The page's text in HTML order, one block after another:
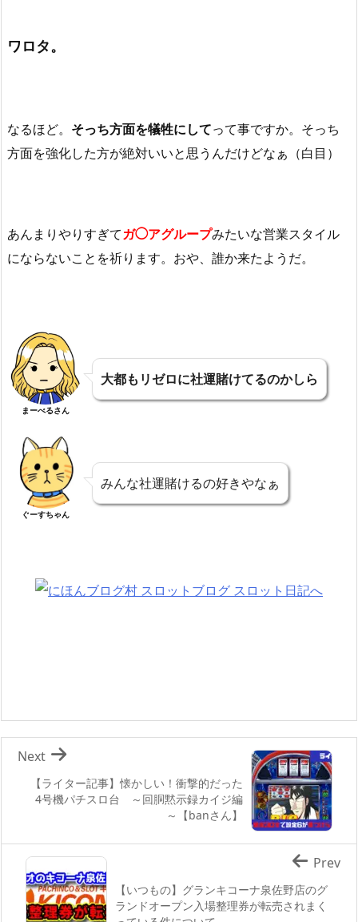
ワロタ。
なるほど。 そっち方面を犠牲にしてって事ですか。そっち
方面を強化した方が絶対いいと思うんだけどなぁ（白目）
あんまりやりすぎてガ◯アグループみたいな営業スタイル
にならないことを祈ります。おや、誰か来たようだ。
まーべるさん
大都もリゼロに社運賭けてるのかしら
ぐーすちゃん
みんな社運賭けるの好きやなぁ
【ライター記事】懐かしい！衝撃的だった
4号機パチスロ台 ～回胴黙示録カイジ編
～【banさん】
Next
【いつもの】グランキコーナ泉佐野店のグ
ランドオープン入場整理券が転売されまく
Prev